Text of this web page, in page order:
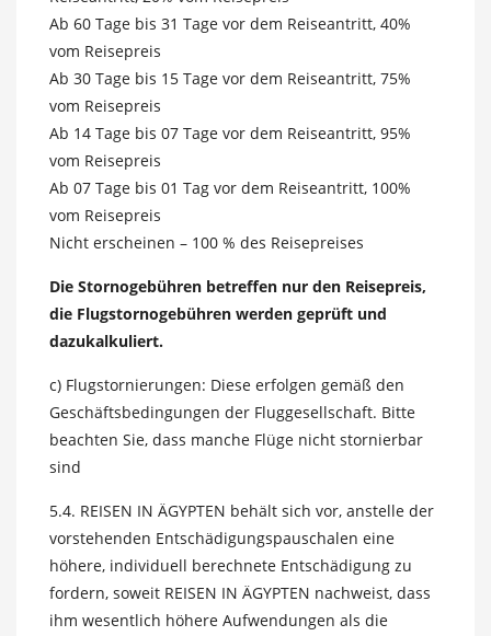
Ab 60 Tage bis 31 Tage vor dem Reiseantritt, 40%
vom Reisepreis
Ab 30 Tage bis 15 Tage vor dem Reiseantritt, 75%
vom Reisepreis
Ab 14 Tage bis 07 Tage vor dem Reiseantritt, 95%
vom Reisepreis
Ab 07 Tage bis 01 Tag vor dem Reiseantritt, 100%
vom Reisepreis
Nicht erscheinen – 100 % des Reisepreises
Die Stornogebühren betreffen nur den Reisepreis,
die Flugstornogebühren werden geprüft und
dazukalkuliert.
c) Flugstornierungen: Diese erfolgen gemäß den
Geschäftsbedingungen der Fluggesellschaft. Bitte
beachten Sie, dass manche Flüge nicht stornierbar
sind
5.4. REISEN IN ÄGYPTEN behält sich vor, anstelle der
vorstehenden Entschädigungspauschalen eine
höhere, individuell berechnete Entschädigung zu
fordern, soweit REISEN IN ÄGYPTEN nachweist, dass
ihm wesentlich höhere Aufwendungen als die